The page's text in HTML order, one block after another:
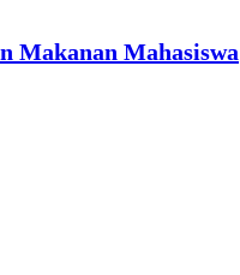
Makanan Mahasiswa